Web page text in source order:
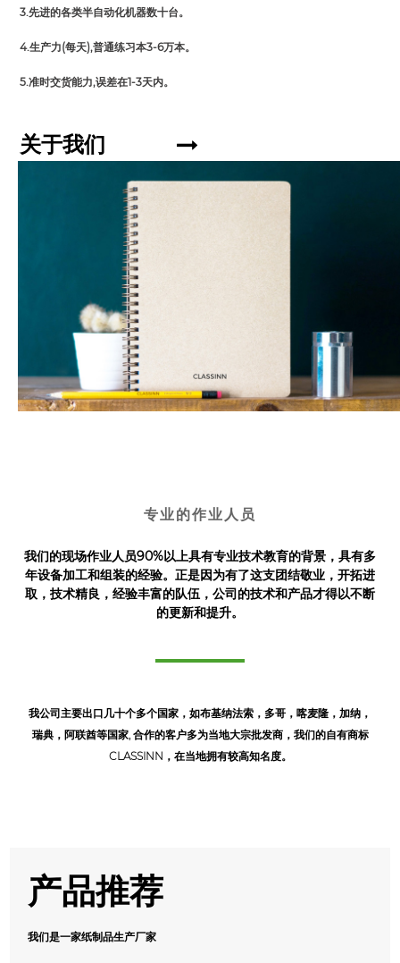
3.先进的各类半自动化机器数十台。
4.生产力(每天),普通练习本3-6万本。
5.准时交货能力,误差在1-3天内。
关于我们
专业的作业人员
我们的现场作业人员90%以上具有专业技术教育的背景，具有多
年设备加工和组装的经验。正是因为有了这支团结敬业，开拓进
取，技术精良，经验丰富的队伍，公司的技术和产品才得以不断
的更新和提升。
我公司主要出口几十个多个国家，如布基纳法索，多哥，喀麦隆，加纳，
瑞典，阿联酋等国家, 合作的客户多为当地大宗批发商，我们的自有商标
CLASSINN，在当地拥有较高知名度。
产品推荐
我们是一家纸制品生产厂家